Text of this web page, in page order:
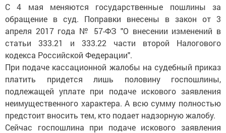
С 4 мая меняются государственные пошлины за
обращение в суд. Поправки внесены в закон от 3
апреля 2017 года № 57-ФЗ "О внесении изменений в
статьи 333.21 и 333.22 части второй Налогового
кодекса Российской Федерации".
При подаче кассационной жалобы на судебный приказ
платить придется лишь половину госпошлины,
подлежащей уплате при подаче искового заявления
неимущественного характера. А всю сумму полностью
предстоит вносить тем, кто подает надзорную жалобу.
Сейчас госпошлина при подаче искового заявления